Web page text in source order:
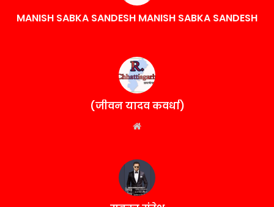
MANISH SABKA SANDESH MANISH SABKA SANDESH
(जीवन यादव कवर्धा)